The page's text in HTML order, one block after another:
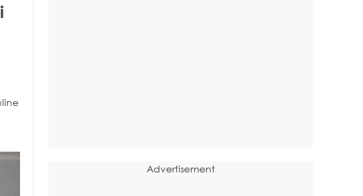
Advertisement